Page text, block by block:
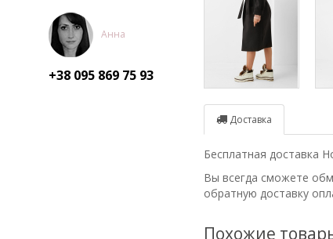
Анна
+38 095 869 75 93
Доставка
Бесплатная доставка
Вы всегда сможете
обратную доставку
Похожие